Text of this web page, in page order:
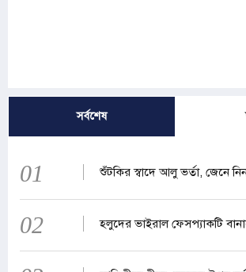
সর্বশেষ
01 শুঁটকির স্বাদে আলু ভর্তা, জেনে নিন
02 হলুদের ভাইরাল ফেসপ্যাকটি